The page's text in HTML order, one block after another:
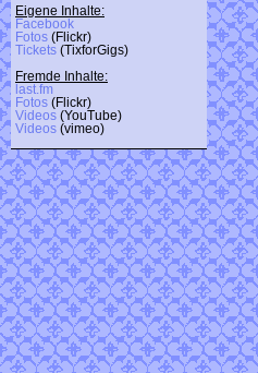
Eigene Inhalte:
Facebook
Fotos (Flickr)
Tickets (TixforGigs)
Fremde Inhalte:
last.fm
Fotos (Flickr)
Videos (YouTube)
Videos (vimeo)